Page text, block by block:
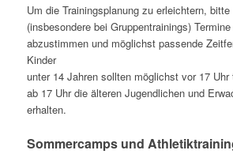
Um die Trainingsplanung zu erleichtern,
(insbesondere bei Gruppentrainings)
abzustimmen und möglichst passende
Kinder
unter 14 Jahren sollten möglichst vor 17 Uhr
ab 17 Uhr die älteren Jugendlichen und
erhalten.
Sommercamps und